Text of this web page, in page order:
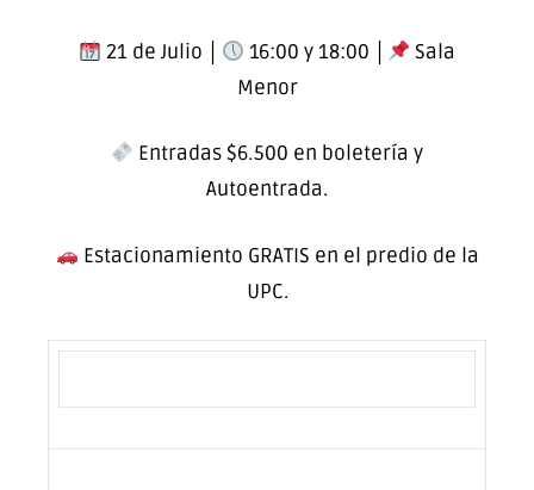
21 de Julio │ 16:00 y 18:00 │
Sala
Menor
Entradas $6.500 en boletería y
Autoentrada.
Estacionamiento GRATIS en el predio de la
UPC.